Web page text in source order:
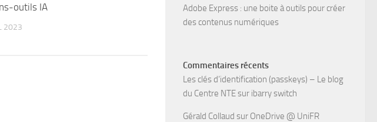
outils IA
2023
Adobe Express : une boite à outils pour créer
des contenus numériques
Commentaires récents
Les clés d’identification (passkeys) – Le blog
du Centre NTEsur ibarry switch
Gérald Collaud sur OneDrive @ UniFR